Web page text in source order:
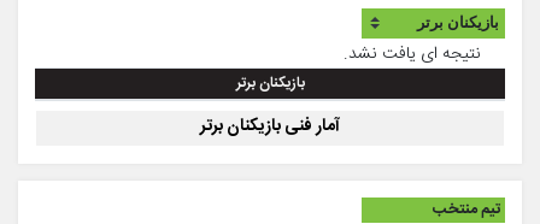
نتیجه ای یافت نشد.
بازیکنان برتر
آمار فنی بازیکنان برتر
تیم منتخب